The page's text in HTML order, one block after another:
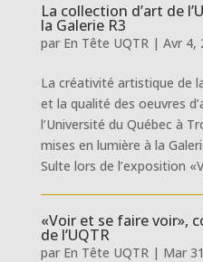
La collection d’art de
la Galerie R3
par En Tête UQTR| Avr 4,
La créativité artistique de
et la qualité des oeuvres
l’Université du Québec à
mises en lumière à la
Sulte lors de l’exposition
«Voir et se faire voir»,
de l’UQTR
par En Tête UQTR| Mar